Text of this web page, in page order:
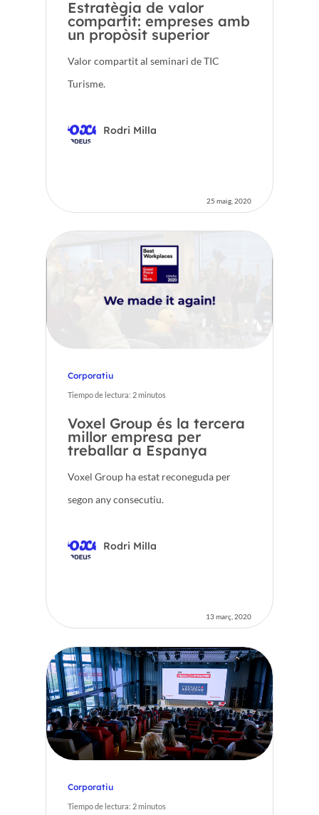
Estratègia de valor
compartit: empreses amb
un propòsit superior
Valor compartit al seminari de TIC
Turisme.
Rodri Milla
25 maig, 2020
Corporatiu
Tiempo de lectura: 2minutos
Voxel Group és la tercera
millor empresa per
treballar a Espanya
Voxel Group ha estat reconeguda per
segon any consecutiu.
Rodri Milla
13 març, 2020
Corporatiu
Tiempo de lectura: 2minutos